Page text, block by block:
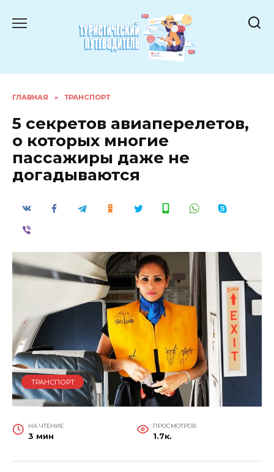
ГЛАВНАЯ » ТРАНСПОРТ
5 секретов авиаперелетов,
о которых многие
пассажиры даже не
догадываются
ТРАНСПОРТ
НА ЧТЕНИЕ
3 мин
ПРОСМОТРОВ
1.7к.